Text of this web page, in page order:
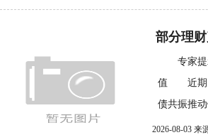
部分理
专家提示
值 近期，
债共振推
2026-08-03 来